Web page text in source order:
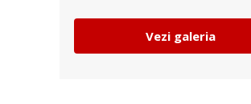
Vezi galeria